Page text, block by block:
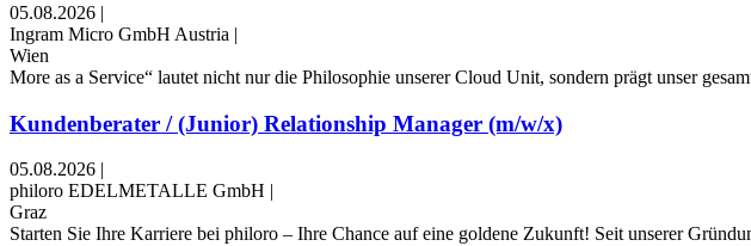
05.08.2026 |
Ingram Micro GmbH Austria |
Wien
More as a Service“ lautet nicht nur die Philosophie unserer Cloud Unit, sondern prägt unser
Kundenberater / (Junior) Relationship Manager (m/w/x)
05.08.2026 |
philoro EDELMETALLE GmbH |
Graz
Starten Sie Ihre Karriere bei philoro – Ihre Chance auf eine goldene Zukunft! Seit unserer